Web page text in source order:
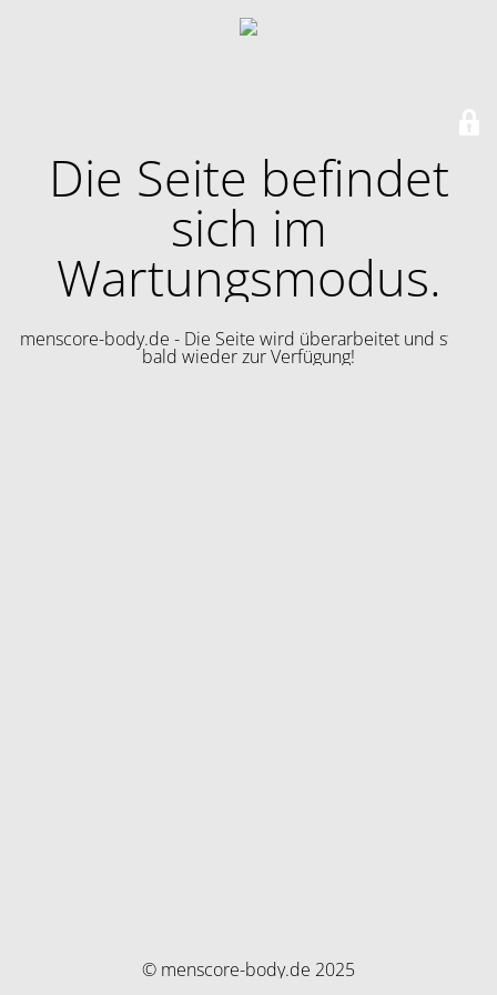
Die Seite befindet
sich im
Wartungsmodus.
menscore-body.de - Die Seite wird überarbeitet und steht
bald wieder zur Verfügung!
© menscore-body.de 2025